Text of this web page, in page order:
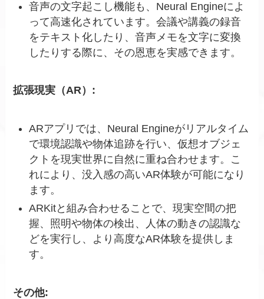
音声の文字起こし機能も、Neural Engineによ
って高速化されています。会議や講義の録音
をテキスト化したり、音声メモを文字に変換
したりする際に、その恩恵を実感できます。
拡張現実（AR）:
ARアプリでは、Neural Engineがリアルタイム
で環境認識や物体追跡を行い、仮想オブジェ
クトを現実世界に自然に重ね合わせます。こ
れにより、没入感の高いAR体験が可能になり
ます。
ARKitと組み合わせることで、現実空間の把
握、照明や物体の検出、人体の動きの認識な
どを実行し、より高度なAR体験を提供しま
す。
その他: